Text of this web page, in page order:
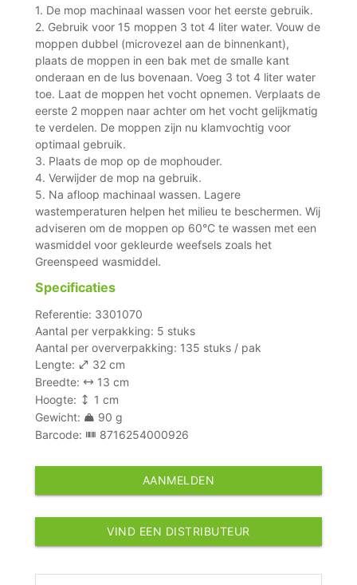
1. De mop machinaal wassen voor het eerste gebruik.
2. Gebruik voor 15 moppen 3 tot 4 liter water. Vouw de
moppen dubbel (microvezel aan de binnenkant),
plaats de moppen in een bak met de smalle kant
onderaan en de lus bovenaan. Voeg 3 tot 4 liter water
toe. Laat de moppen het vocht opnemen. Verplaats de
eerste 2 moppen naar achter om het vocht gelijkmatig
te verdelen. De moppen zijn nu klamvochtig voor
optimaal gebruik.
3. Plaats de mop op de mophouder.
4. Verwijder de mop na gebruik.
5. Na afloop machinaal wassen. Lagere
wastemperaturen helpen het milieu te beschermen. Wij
adviseren om de moppen op 60°C te wassen met een
wasmiddel voor gekleurde weefsels zoals het
Greenspeed wasmiddel.
Specificaties
Referentie: 3301070
Aantal per verpakking: 5 stuks
Aantal per oververpakking: 135 stuks / pak
Lengte:
32 cm
Breedte:
13 cm
Hoogte:
1 cm
Gewicht:
90 g
Barcode:
8716254000926
AANMELDEN
VIND EEN DISTRIBUTEUR